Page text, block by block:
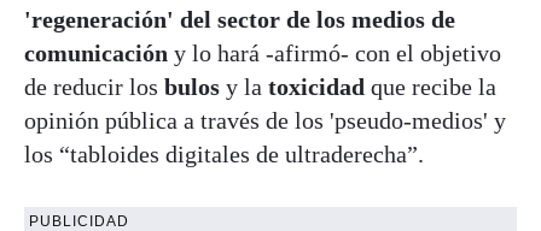
'regeneración' del sector de los medios de
comunicación y lo hará -afirmó- con el objetivo
de reducir los bulos y la toxicidad que recibe la
opinión pública a través de los 'pseudo-medios' y
los “tabloides digitales de ultraderecha”.
PUBLICIDAD